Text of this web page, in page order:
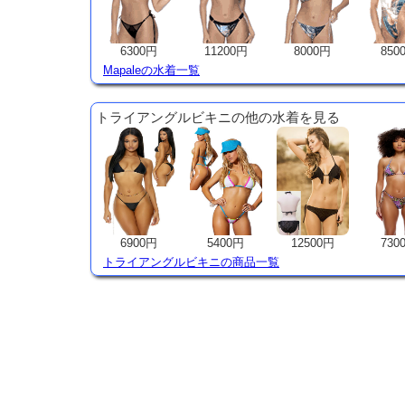
6300円 11200円 8000円
Mapaleの水着一覧
トライアングルビキニの他の水着を見る
6900円 5400円 12500円
トライアングルビキニの商品一覧